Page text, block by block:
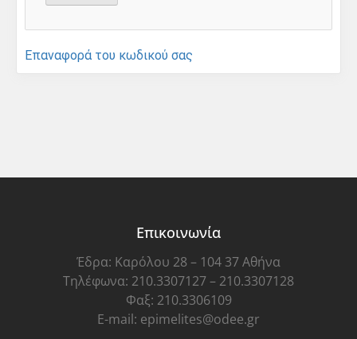
Επαναφορά του κωδικού σας
Επικοινωνία
Έδρα: Καρόλου 28 – 104 37 Αθήνα
Τηλέφωνα: 210.3307127 – 210.3307128
Φαξ: 210.3306109
E-mail: epimelites@odee.gr